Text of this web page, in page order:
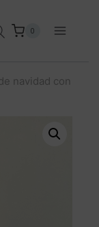
0
navidad con